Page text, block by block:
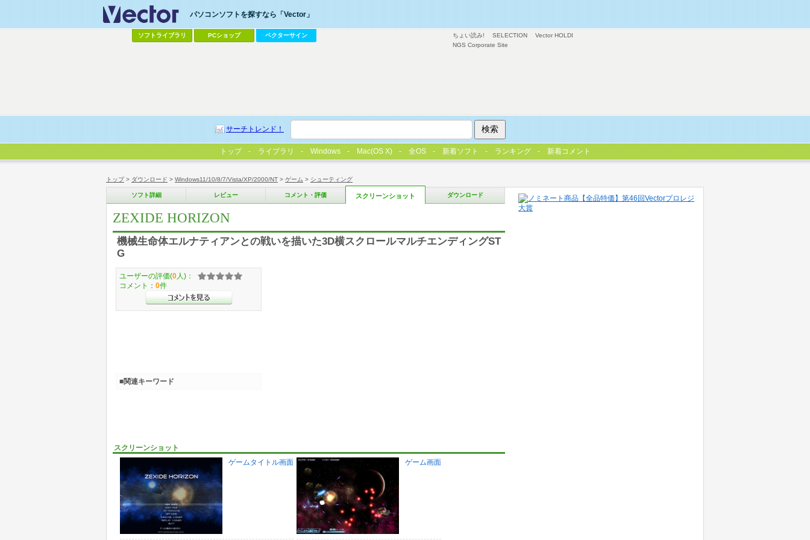
トップ> ダウンロード > Windows11/10/8/7/Vista/XP/2000/NT > ゲーム > シューティング
ソフト詳細 レビュー コメント・評価 スクリーンショット ダウンロード
ZEXIDE HORIZON
機械生命体エルナティアンとの戦いを描いた3D横スクロールマルチエンディングST
G
スクリーンショット
ゲームタイトル画面
ゲーム画面
ユーザーの評価(0 人)：
コメント： 0件
■関連キーワード
ちょい読み! SELECTION
Vector HOLDI
NGS Corporate Site
パソコンソフトを探すなら「Vector」
ソフトライブラリ PCショップ ベクターサイン
サーチトレンド！
トップ ライブラリ Windows Mac(OS X) 全OS 新着ソフト ランキング 新着コメント